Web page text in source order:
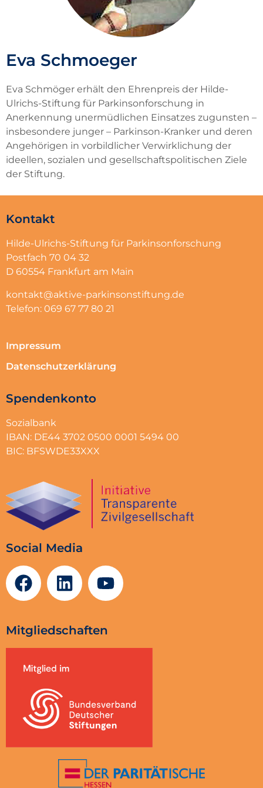
Eva Schmoeger
Eva Schmöger erhält den Ehrenpreis der Hilde-
Ulrichs-Stiftung für Parkinsonforschung in
Anerkennung unermüdlichen Einsatzes zugunsten –
insbesondere junger – Parkinson-Kranker und deren
Angehörigen in vorbildlicher Verwirklichung der
ideellen, sozialen und gesellschaftspolitischen Ziele
der Stiftung.
Kontakt
Hilde-Ulrichs-Stiftung für Parkinsonforschung
Postfach 70 04 32
D 60554 Frankfurt am Main
kontakt@aktive-parkinsonstiftung.de
Telefon: 069 67 77 80 21
Impressum
Datenschutzerklärung
Spendenkonto
Sozialbank
IBAN: DE44 3702 0500 0001 5494 00
BIC: BFSWDE33XXX
Social Media
Mitgliedschaften